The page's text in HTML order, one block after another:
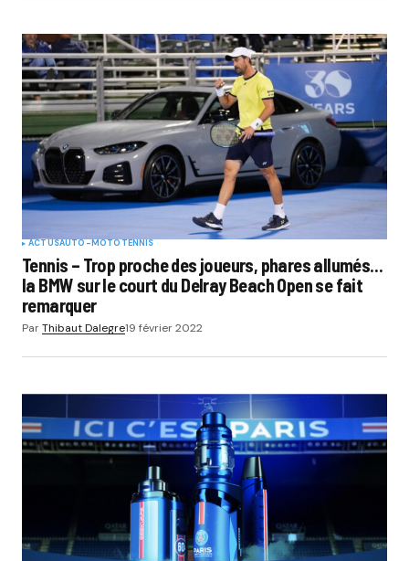
ACTUSAUTO-MOTOTENNIS
Tennis – Trop proche des joueurs, phares allumés…
la BMW sur le court du Delray Beach Open se fait
remarquer
ParThibaut Dalegre19 février 2022